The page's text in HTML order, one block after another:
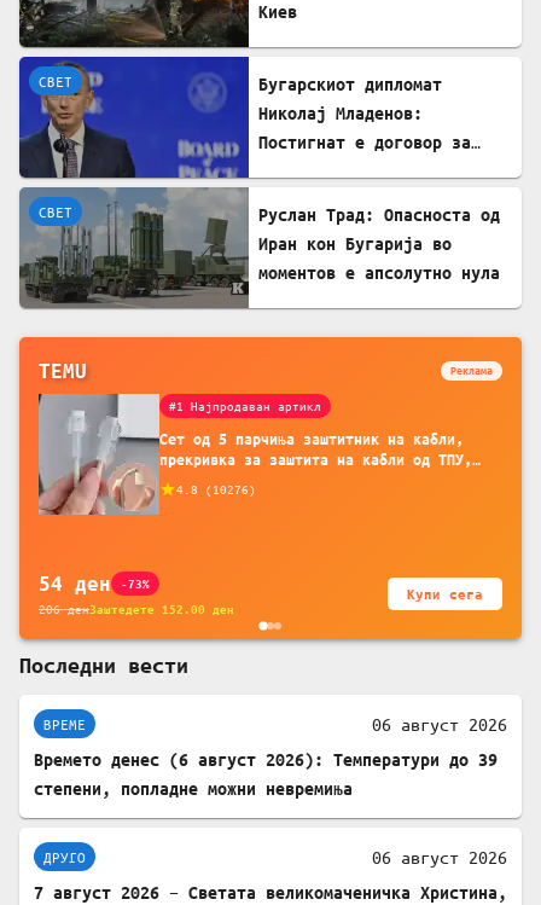
Киев
СВЕТ
Бугарскиот дипломат
Николај Младенов:
Постигнат е договор за
СВЕТ
Руслан Трад: Опасноста од
Иран кон Бугарија во
моментов е апсолутно нула
TEMU Реклама
#1 Најпродаван артикл
Сет од 5 парчиња заштитник на кабли,
прекривка за заштита на кабли од ТПУ,
додатоци за заштита на кабли, без
батерија, за мобилни телефони, комплет
4.8 ( 10276)
54 ден -73%
206денЗаштедете 152.00 ден
Купи сега
Последни вести
ВРЕМЕ 06 август 2026
Времето денес (6 август 2026): Температури до 39
степени, попладне можни невремиња
ДРУГО 06 август 2026
7 август 2026 – Светата великомаченичка Христина,